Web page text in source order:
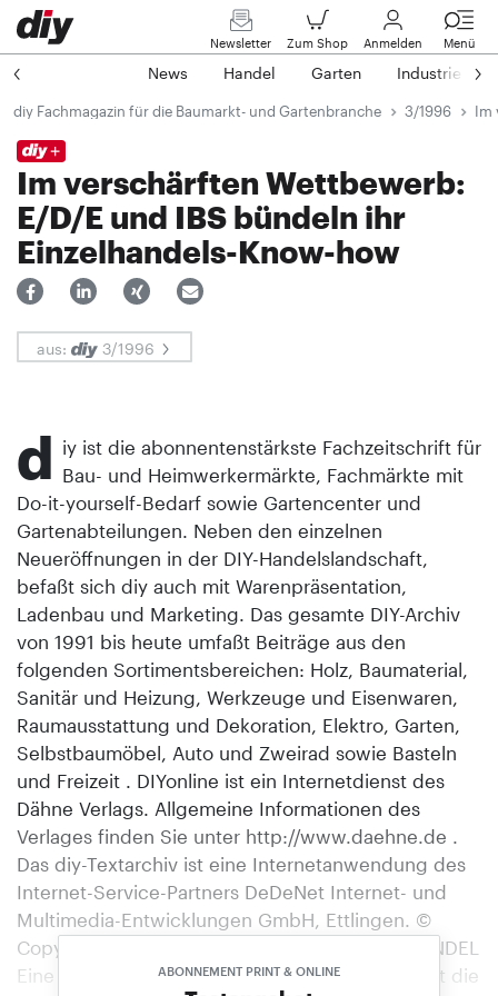
Newsletter Zum Shop Anmelden Menü
News Handel Garten Industrie
diy Fachmagazin für die Baumarkt- und Gartenbranche 3/1996 Im
Im verschärften Wettbewerb:
E/D/E und IBS bündeln ihr
Einzelhandels-Know-how
aus: 3/1996
ABONNEMENT PRINT & ONLINE
d iy ist die abonnentenstärkste Fachzeitschrift für
Bau- und Heimwerkermärkte, Fachmärkte mit
Do-it-yourself-Bedarf sowie Gartencenter und
Gartenabteilungen. Neben den einzelnen
Neueröffnungen in der DIY-Handelslandschaft,
befaßt sich diy auch mit Warenpräsentation,
Ladenbau und Marketing. Das gesamte DIY-Archiv
von 1991 bis heute umfaßt Beiträge aus den
folgenden Sortimentsbereichen: Holz, Baumaterial,
Sanitär und Heizung, Werkzeuge und Eisenwaren,
Raumausstattung und Dekoration, Elektro, Garten,
Selbstbaumöbel, Auto und Zweirad sowie Basteln
und Freizeit . DIYonline ist ein Internetdienst des
Dähne Verlags. Allgemeine Informationen des
Verlages finden Sie unter http://www.daehne.de .
Das diy-Textarchiv ist eine Internetanwendung des
Internet-Service-Partners DeDeNet Internet- und
Multimedia-Entwicklungen GmbH, Ettlingen. ©
Copyright 1998, Dähne Verlag, Ettlingen. HANDEL
Eine Zweckehe gehen IBS und E/D/E ein. Ziel ist die